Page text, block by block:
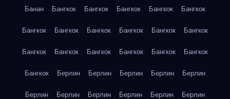
Банан Бангкок Бангкок Бангкок Бангкок Бангкок
Бангкок Бангкок Бангкок Бангкок Бангкок Бангкок
Бангкок Бангкок Бангкок Бангкок Бангкок Бангкок
Бангкок Берлин Берлин Берлин Берлин Берлин
Берлин Берлин Берлин Берлин Берлин Берлин